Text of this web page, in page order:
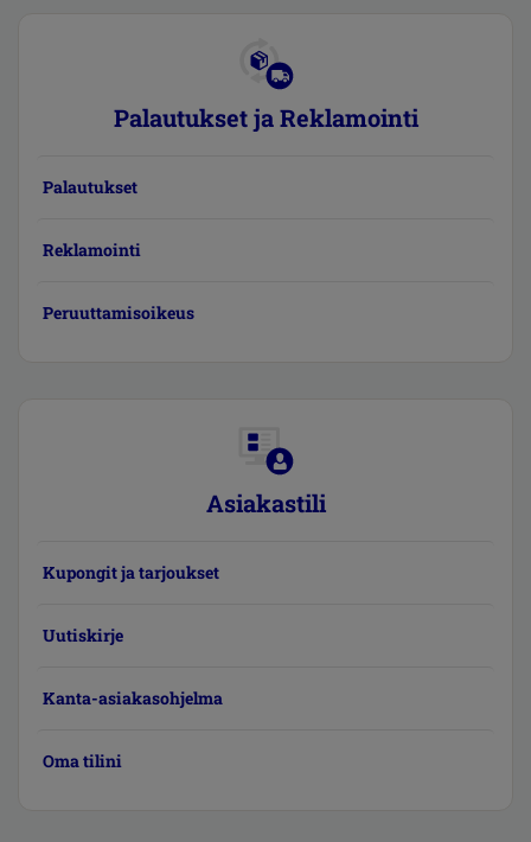
Palautukset ja Reklamointi
Palautukset
Reklamointi
Peruuttamisoikeus
Asiakastili
Kupongit ja tarjoukset
Uutiskirje
Kanta-asiakasohjelma
Oma tilini